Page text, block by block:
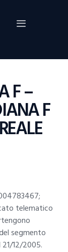
F –
F
telematico
segmento
12/2005.